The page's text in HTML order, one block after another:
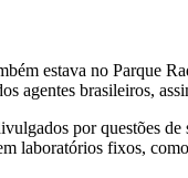
estava no Parque
agentes brasileiros,
por questões
laboratórios fixos,